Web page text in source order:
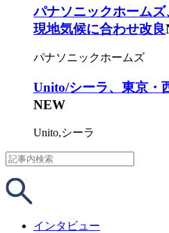
パナソニックホーム
現地気候に合わせ改良
パナソニックホームズ
Unito/シーラ、東京・
NEW
Unito,シーラ
インタビュー